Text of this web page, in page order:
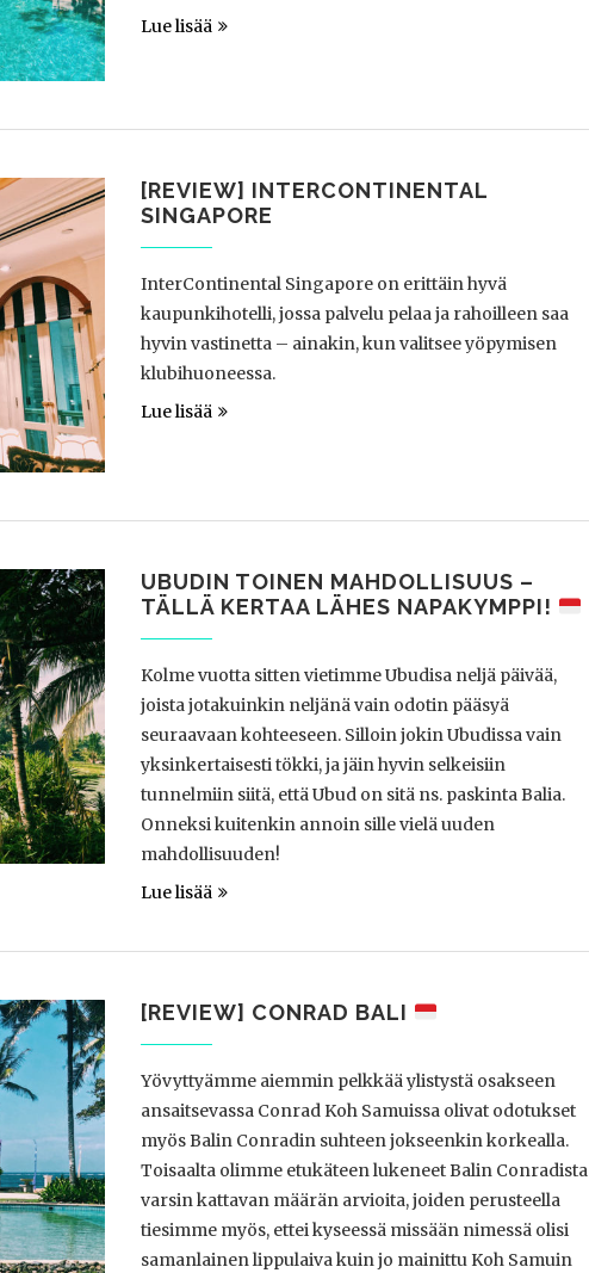
Lue lisää
[REVIEW] INTERCONTINENTAL
SINGAPORE
InterContinental Singapore on erittäin hyvä
kaupunkihotelli, jossa palvelu pelaa ja rahoilleen saa
hyvin vastinetta – ainakin, kun valitsee yöpymisen
klubihuoneessa.
Lue lisää
UBUDIN TOINEN MAHDOLLISUUS –
TÄLLÄ KERTAA LÄHES NAPAKYMPPI!
Kolme vuotta sitten vietimme Ubudisa neljä päivää,
joista jotakuinkin neljänä vain odotin pääsyä
seuraavaan kohteeseen. Silloin jokin Ubudissa vain
yksinkertaisesti tökki, ja jäin hyvin selkeisiin
tunnelmiin siitä, että Ubud on sitä ns. paskinta Balia.
Onneksi kuitenkin annoin sille vielä uuden
mahdollisuuden!
Lue lisää
[REVIEW] CONRAD BALI
Yövyttyämme aiemmin pelkkää ylistystä osakseen
ansaitsevassa Conrad Koh Samuissa olivat odotukset
myös Balin Conradin suhteen jokseenkin korkealla.
Toisaalta olimme etukäteen lukeneet Balin Conradista
varsin kattavan määrän arvioita, joiden perusteella
tiesimme myös, ettei kyseessä missään nimessä olisi
samanlainen lippulaiva kuin jo mainittu Koh Samuin